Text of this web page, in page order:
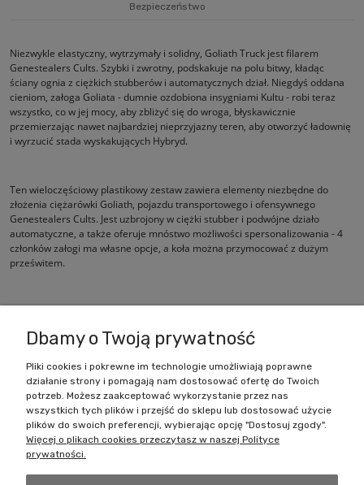
Bezpieczeństwo
Niezwykle elastyczny, wytrzymały i solidny, Goliath Truck jest filarem
Genestealers Cults. Szybki i zwrotny, podskakuje na polu bitwy, kładąc
ściany ognia z ciężkich stubberów i automatycznych dział. Niegdyś oddana
cieniom, załoga Goliata - dumnie ozdobiona insygniami Kultu - robi teraz
wszystko, co w jej mocy, aby zbliżyć się do wroga, błyskawicznie
przemierzając nawet najbardziej nieprzyjazny teren, aby otworzyć ładownię
i wyrzucić stada wyskakujących Hybryd.
Ten wieloczęściowy plastikowy zestaw zawiera elementy niezbędne do
złożenia ciężarówki Goliath, pojazdu transportowego i ofensywnego
Genestealers Cults. Jest uzbrojony w ciężki stubber i podwójne działo
automatyczne, a także oferuje mnóstwo możliwości spersonalizowania - 4
członków załogi ma własne opcje, a koła można przymocować z dużym
prześwitem.
Zakupy
Pomoc
Dbamy o Twoją prywatność
Pliki cookies i pokrewne im technologie umożliwiają poprawne
działanie strony i pomagają nam dostosować ofertę do Twoich
potrzeb. Możesz zaakceptować wykorzystanie przez nas
wszystkich tych plików i przejść do sklepu lub dostosować użycie
plików do swoich preferencji, wybierając opcję "Dostosuj zgody".
Więcej o plikach cookies przeczytasz w naszej Polityce
prywatności.